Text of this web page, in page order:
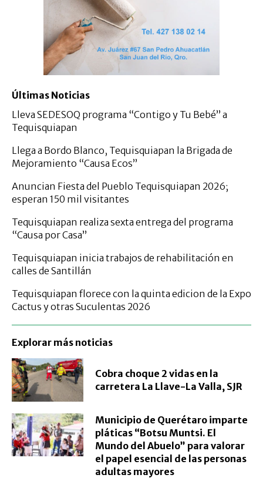
Últimas Noticias
Lleva SEDESOQ programa “Contigo y Tu Bebé” a
Tequisquiapan
Llega a Bordo Blanco, Tequisquiapan la Brigada de
Mejoramiento “Causa Ecos”
Anuncian Fiesta del Pueblo Tequisquiapan 2026;
esperan 150 mil visitantes
Tequisquiapan realiza sexta entrega del programa
“Causa por Casa”
Tequisquiapan inicia trabajos de rehabilitación en
calles de Santillán
Tequisquiapan florece con la quinta edicion de la Expo
Cactus y otras Suculentas 2026
Explorar más noticias
Cobra choque 2 vidas en la
carretera La Llave-La Valla, SJR
Municipio de Querétaro imparte
pláticas “Botsu Muntsi. El
Mundo del Abuelo” para valorar
el papel esencial de las personas
adultas mayores